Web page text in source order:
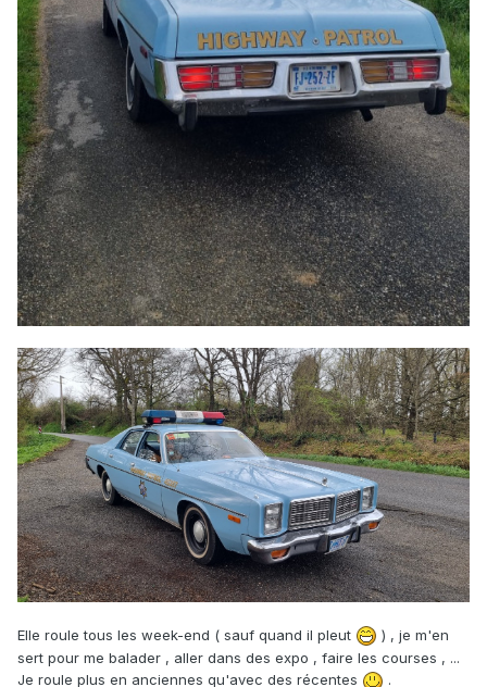
Elle roule tous les week-end ( sauf quand il pleut
) , je m'en
sert pour me balader , aller dans des expo , faire les courses , ...
Je roule plus en anciennes qu'avec des récentes
.